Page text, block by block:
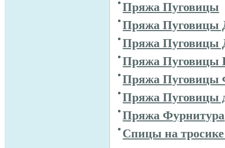
Пряжа Пуговицы
Пряжа Пуговицы
Пряжа Пуговицы
Пряжа Пуговицы
Пряжа Пуговицы
Пряжа Пуговицы
Пряжа Фурнитура
Спицы на